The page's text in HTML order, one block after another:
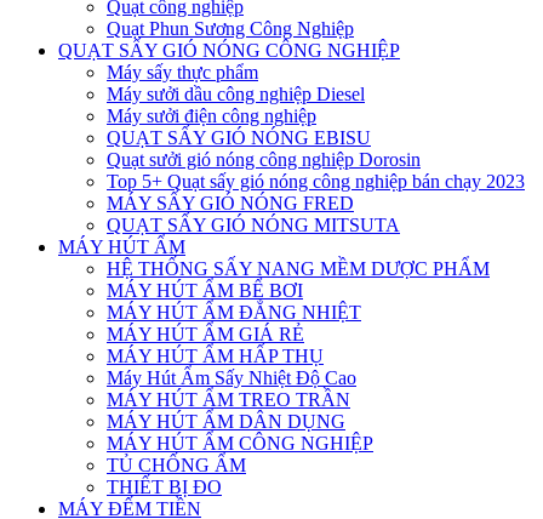
Quạt công nghiệp
Quạt Phun Sương Công Nghiệp
QUẠT SẤY GIÓ NÓNG CÔNG NGHIỆP
Máy sấy thực phẩm
Máy sưởi dầu công nghiệp Diesel
Máy sưởi điện công nghiệp
QUẠT SẤY GIÓ NÓNG EBISU
Quạt sưởi gió nóng công nghiệp Dorosin
Top 5+ Quạt sấy gió nóng công nghiệp bán chạy 2023
MÁY SẤY GIÓ NÓNG FRED
QUẠT SẤY GIÓ NÓNG MITSUTA
MÁY HÚT ẨM
HỆ THỐNG SẤY NANG MỀM DƯỢC PHẨM
MÁY HÚT ẨM BỂ BƠI
MÁY HÚT ẨM ĐẲNG NHIỆT
MÁY HÚT ẨM GIÁ RẺ
MÁY HÚT ẨM HẤP THỤ
Máy Hút Ẩm Sấy Nhiệt Độ Cao
MÁY HÚT ẨM TREO TRẦN
MÁY HÚT ẨM DÂN DỤNG
MÁY HÚT ẨM CÔNG NGHIỆP
TỦ CHỐNG ẨM
THIẾT BỊ ĐO
MÁY ĐẾM TIỀN